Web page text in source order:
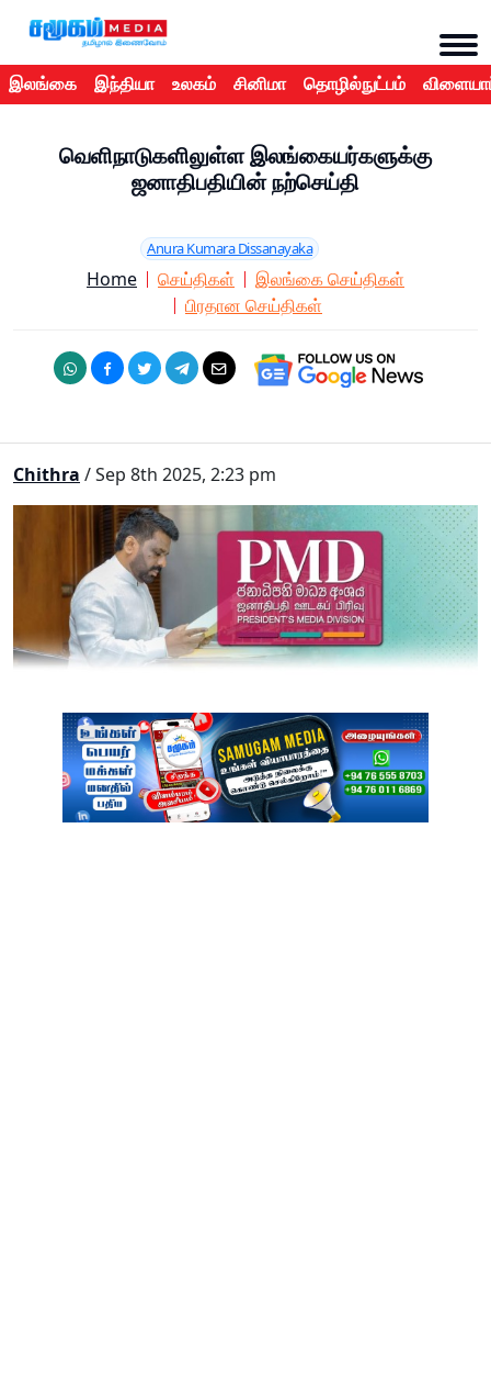
இலங்கை இந்தியா உலகம் சினிமா தொழில்நுட்பம்
வெளிநாடுகளிலுள்ள இலங்கையர்களுக்கு
ஜனாதிபதியின் நற்செய்தி
Anura Kumara Dissanayaka
Home செய்திகள்
இலங்கை செய்திகள்
பிரதான செய்திகள்
Chithra / Sep 8th 2025, 2:23 pm